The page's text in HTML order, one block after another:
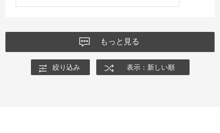
もっと見る
絞り込み 表示：新しい順